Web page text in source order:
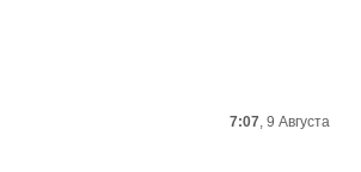
7:07, 9 Августа